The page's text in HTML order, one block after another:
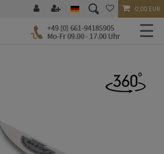
0,00 EUR
☰